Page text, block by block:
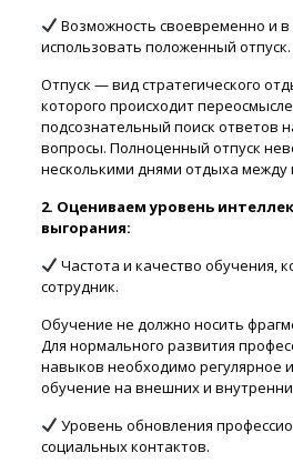
Возможность своевременно и
использовать положенный отпуск.
Отпуск — вид стратегического
которого происходит
подсознательный поиск ответов
вопросы. Полноценный отпуск
несколькими днями отдыха между
2. Оцениваем уровень
выгорания:
Частота и качество обучения,
сотрудник.
Обучение не должно носить
Для нормального развития
навыков необходимо регулярное
обучение на внешних и
Уровень обновления
социальных контактов.